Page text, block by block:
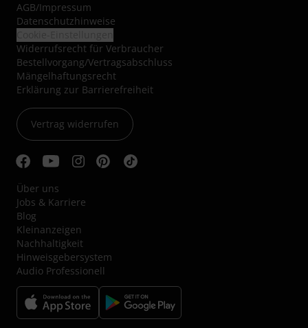
AGB/Impressum
Datenschutzhinweise
Widerrufsrecht für Verbraucher
Bestellvorgang/Vertragsabschluss
Mängelhaftungsrecht
Erklärung zur Barrierefreiheit
Vertrag widerrufen
Über uns
Jobs & Karriere
Blog
Kleinanzeigen
Nachhaltigkeit
Hinweisgebersystem
Audio Professionell